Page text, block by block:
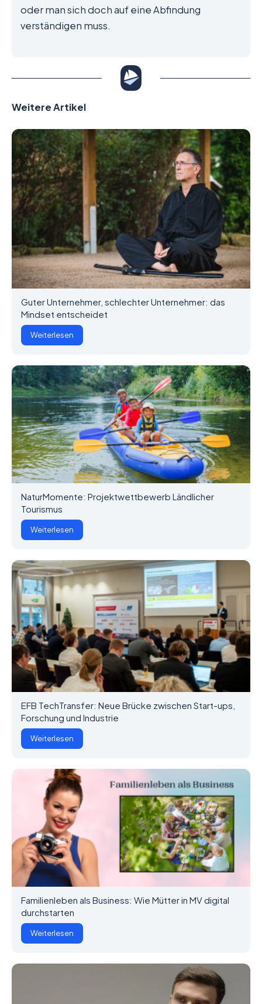
oder man sich doch auf eine Abfindung
verständigen muss.
Weitere Artikel
Guter Unternehmer, schlechter Unternehmer: das
Mindset entscheidet
Weiterlesen
NaturMomente: Projektwettbewerb Ländlicher
Tourismus
Weiterlesen
EFB TechTransfer: Neue Brücke zwischen Start-ups,
Forschung und Industrie
Weiterlesen
Familienleben als Business: Wie Mütter in MV digital
durchstarten
Weiterlesen